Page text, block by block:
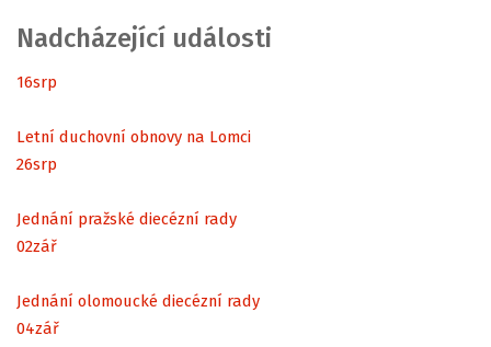
Nadcházející události
16srp
Letní duchovní obnovy na Lomci
26srp
Jednání pražské diecézní rady
02zář
Jednání olomoucké diecézní rady
04zář